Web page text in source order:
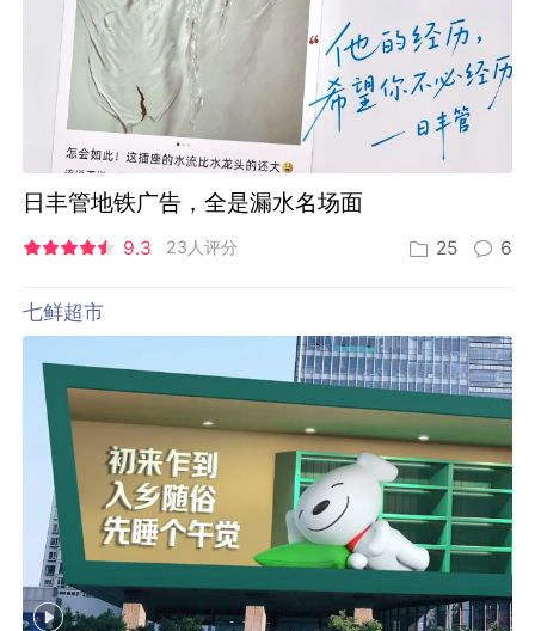
日丰管地铁广告，全是漏水名场面
9.3 23人评分 25 6
七鲜超市